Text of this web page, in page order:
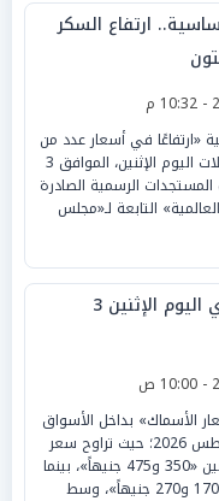
ارتفاع السكر
«ارتفاعًا في أسعار عدد من
المواد الأساسية» خلال تعاملات اليوم الإثنين، الموافق 3
لأحدث المستجدات الرسمية الصادرة
التابعة لـ«مجلس
أسعار الأسماك والجمبري اليوم الإثنين 3
الأسماك» بداخل الأسواق
المصرية اليوم الإثنين 3 أغسطس 2026؛ حيث تراوح سعر
كيلو «الدنيس» للمستهلك بين «350 و475 جنيهاً»، بينما
تراوح كيلو «القاروص» بين «170 و270 جنيهاً»، وسط